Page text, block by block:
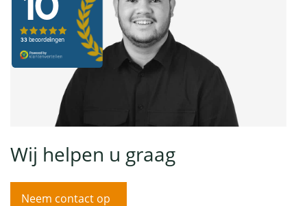
Wij helpen u graag
Neem contact op